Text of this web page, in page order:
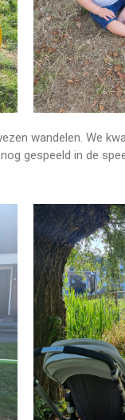
wandelen. We
gespeeld in de